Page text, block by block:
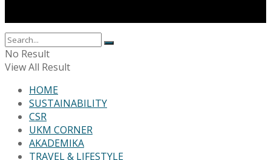
No Result
View All Result
HOME
SUSTAINABILITY
CSR
UKM CORNER
AKADEMIKA
TRAVEL & LIFESTYLE